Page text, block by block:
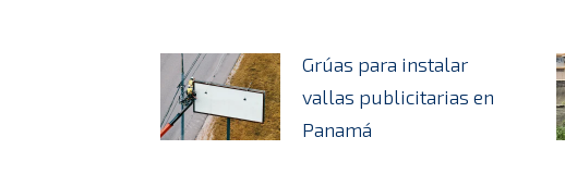
Grúas para instalar
vallas publicitarias en
Panamá